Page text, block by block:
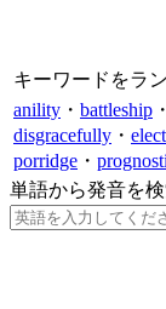
キーワードをラ
anility ・ battleship ・
disgracefully ・
porridge ・
単語から発音を